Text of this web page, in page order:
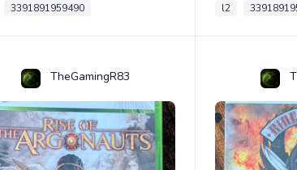
3391891959490 l2
TheGamingR83